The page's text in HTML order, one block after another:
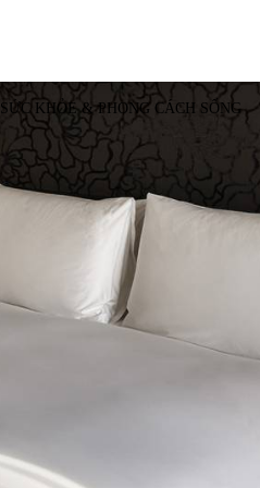
SỨC KHỎE & PHONG CÁCH SỐNG